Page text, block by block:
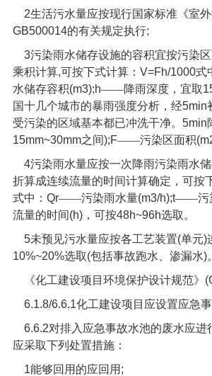
2生活污水量应按现行国家标准《室外
GB500014的有关规定执行;
3污染雨水储存设施的容积宜按污染
乘积计算,可按下式计算： V=Fh/1000式
水储存容积(m3);h——降雨深度，宜取
国十几个城市的暴雨强度分析，经5min
受污染的区域基本都已冲洗干净。 5min
15mm~30mm之间);F——污染区面积
4污染雨水量应按一次降雨污染雨水
折算成连续流量的时间计算确定，可按
式中： Qr——污染雨水量(m3/h);t——污
流量的时间(h)，可按48h~96h选取。
5未预见污水量应按各工艺装置(单元)
10%~20%选取(包括事故跑水、渗漏水)。
《化工建设项目环境保护设计规范》
6.1.8/6.6.1化工建设项目应设置应急事
6.6.2对排入应急事故水池的废水应进
应采取下列处置措施：
1能够回用的应回用 ;